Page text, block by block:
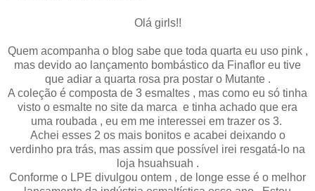
Olá girls!!
Quem acompanha o blog sabe que toda quarta eu uso pink ,
mas devido ao lançamento bombástico da Finaflor eu tive
que adiar a quarta rosa pra postar o Mutante .
A coleção é composta de 3 esmaltes , mas como eu só tinha
visto o esmalte no site da marca e tinha achado que era
uma roubada , eu em me interessei em trazer os 3.
Achei esses 2 os mais bonitos e acabei deixando o
verdinho pra trás, mas assim que possível irei resgatá-lo na
loja hsuahsuah .
Conforme o LPE divulgou ontem , de longe esse é o melhor